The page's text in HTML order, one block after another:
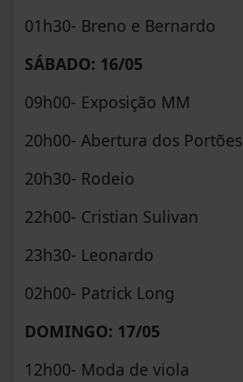
01h30- Breno e Bernardo
SÁBADO: 16/05
09h00- Exposição MM
20h00- Abertura dos Portões
20h30- Rodeio
22h00- Cristian Sulivan
23h30- Leonardo
02h00- Patrick Long
DOMINGO: 17/05
12h00- Moda de viola